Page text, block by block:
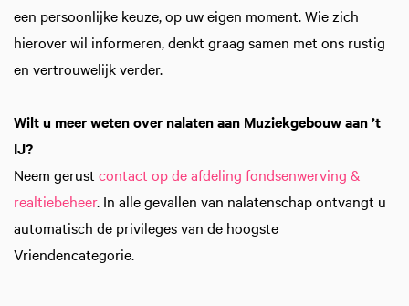
een persoonlijke keuze, op uw eigen moment. Wie zich
hierover wil informeren, denkt graag samen met ons rustig
en vertrouwelijk verder.
Wilt u meer weten over nalaten aan Muziekgebouw aan ’t
IJ?
Neem gerust contact op de afdeling fondsenwerving &
realtiebeheer. In alle gevallen van nalatenschap ontvangt u
automatisch de privileges van de hoogste
Vriendencategorie.